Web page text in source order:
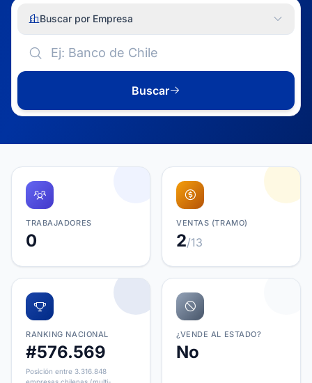
Buscar por Empresa
Buscar
TRABAJADORES
0
VENTAS (TRAMO)
2/13
RANKING NACIONAL
#576.569
Posición entre 3.316.848
¿VENDE AL ESTADO?
No